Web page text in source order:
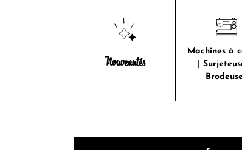
Nouveautés
Machines à
|